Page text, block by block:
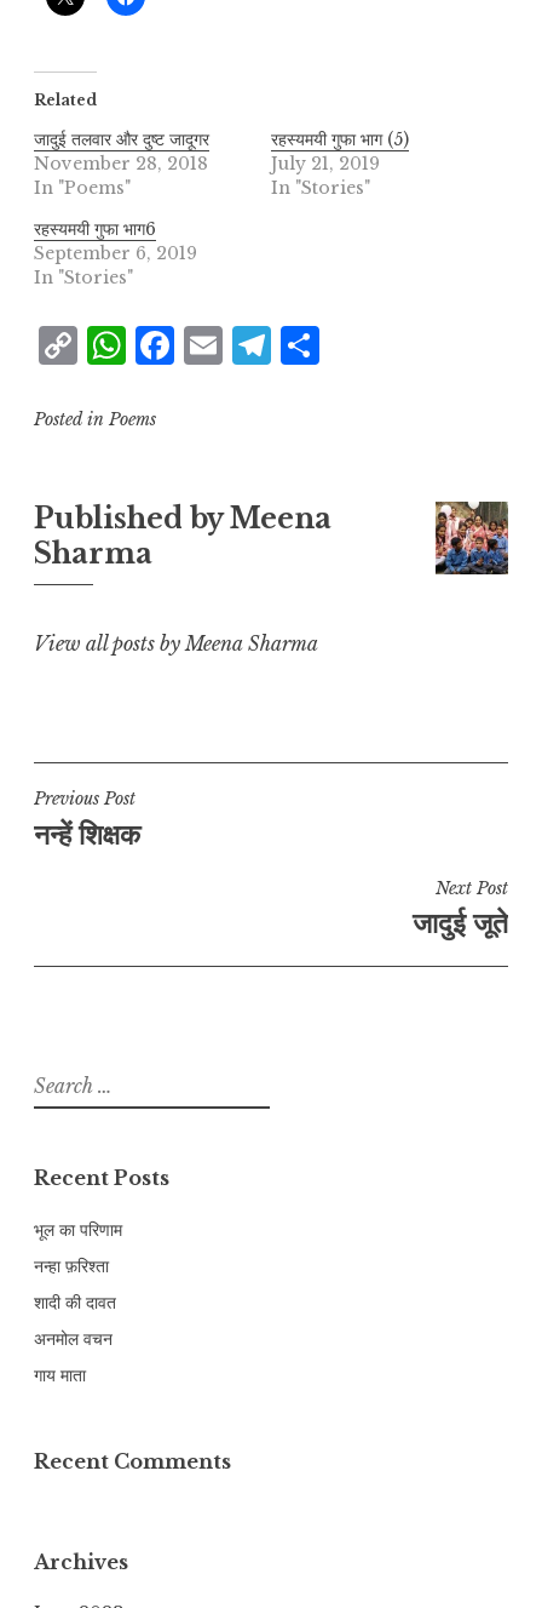
Related
जादुई तलवार और दुष्ट जादूगर
November 28, 2018
In "Poems"
रहस्यमयी गुफा भाग (5)
July 21, 2019
In "Stories"
रहस्यमयी गुफा भाग6
September 6, 2019
In "Stories"
C
p
L
i
n
W
at
A
p
p
F
b
o
E
T
r
a
e
Posted in Poems
Published byMeena
Sharma
View all posts by Meena Sharma
Post
navigation
Previous Post
नन्हें शिक्षक
Next Post
जादुई जूते
Search
for:
Recent Posts
भूल का परिणाम
नन्हा फ़रिश्ता
शादी की दावत
अनमोल वचन
गाय माता
Recent Comments
Archives